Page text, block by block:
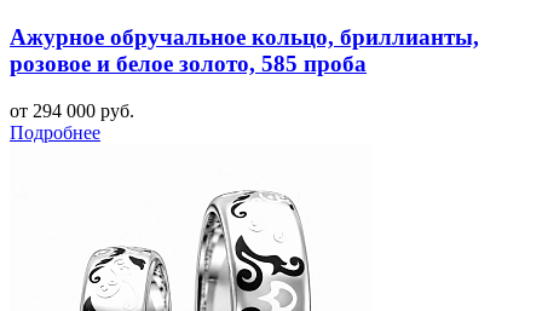
Ажурное обручальное кольцо, бриллианты,
розовое и белое золото, 585 проба
от 294 000 руб.
Подробнее